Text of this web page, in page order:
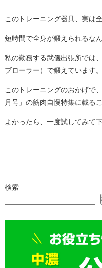
このトレーニング器具、実は
短時間で全身が鍛えられるな
私の勤務する武儀出張所では
ブローラー）で鍛えています。
このトレーニングのおかげで
月号」の筋肉自慢特集に載る
よかったら、一度試してみて
検索